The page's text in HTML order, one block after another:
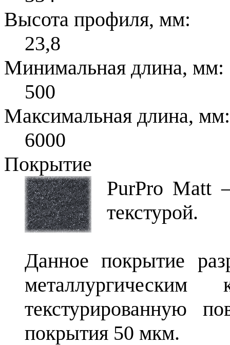
Высота профиля, мм:
23,8
Минимальная длина, мм:
500
Максимальная длина, мм:
6000
Покрытие
PurPro Matt
текстурой.
Данное покрытие
текстурированную
покрытия 50 мкм.